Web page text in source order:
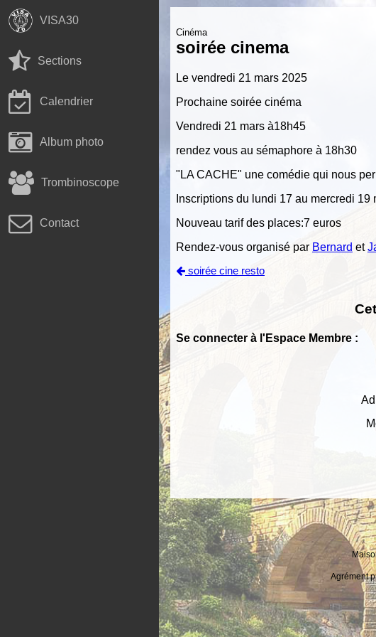
VISA30
Sections
Calendrier
Album photo
Trombinoscope
Contact
Cinéma
soirée cinema
Le vendredi 21 mars 2025
Prochaine soirée cinéma
Vendredi 21 mars à18h45
rendez vous au sémaphore à 18h30
"LA CACHE" une comédie qui nous
Inscriptions du lundi 17 au mercredi
Nouveau tarif des places:7 euros
Rendez-vous organisé par Bernard et
soirée cine resto
Se connecter à l'Espace Membre :
Agrément